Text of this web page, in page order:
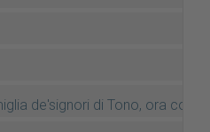
de'signori di Tono, ora conti